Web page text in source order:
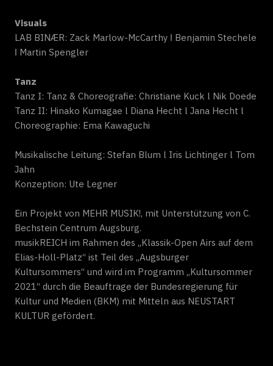
Visuals
LAB BINÆR: Zack Marlow-McCarthy ǀ Benjamin Stechele
ǀ Martin Spengler
Tanz
Tanz I: Tanz & Choreografie: Christiane Kuck l Nik Doede
Tanz II: Hinako Kumagae l Diana Hecht l Jana Hecht l
Choreographie: Ema Kawaguchi
Musikalische Leitung: Stefan Blum l Iris Lichtinger l Tom
Jahn
Konzeption: Ute Legner
Ein Projekt von MEHR MUSIK!, mit Unterstützung von C.
Bechstein Centrum Augsburg.
musikREICH im Rahmen des „Klassik-Open Airs auf dem
Elias-Holl-Platz“ ist Teil des „Augsburger
Kultursommers“ und wird im Programm „Kultursommer
2021“ durch die Beauftrage der Bundesregierung für
Kultur und Medien (BKM) mit Mitteln aus NEUSTART
KULTUR gefördert.